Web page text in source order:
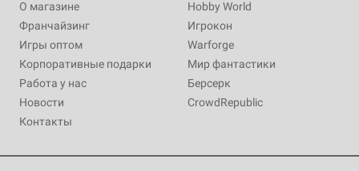
О магазине
Франчайзинг
Игры оптом
Корпоративные подарки
Работа у нас
Новости
Контакты
Hobby World
Игрокон
Warforge
Мир фантастики
Берсерк
CrowdRepublic